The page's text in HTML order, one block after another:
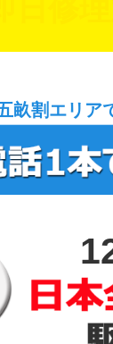
畝割エリア